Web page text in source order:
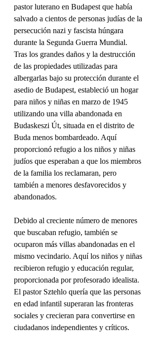
pastor luterano en Budapest que había
salvado a cientos de personas judías de la
persecución nazi y fascista húngara
durante la Segunda Guerra Mundial.
Tras los grandes daños y la destrucción
de las propiedades utilizadas para
albergarlas bajo su protección durante el
asedio de Budapest, estableció un hogar
para niños y niñas en marzo de 1945
utilizando una villa abandonada en
Budaskeszi Út, situada en el distrito de
Buda menos bombardeado. Aquí
proporcionó refugio a los niños y niñas
judíos que esperaban a que los miembros
de la familia los reclamaran, pero
también a menores desfavorecidos y
abandonados.
Debido al creciente número de menores
que buscaban refugio, también se
ocuparon más villas abandonadas en el
mismo vecindario. Aquí los niños y niñas
recibieron refugio y educación regular,
proporcionada por profesorado idealista.
El pastor Sztehlo quería que las personas
en edad infantil superaran las fronteras
sociales y crecieran para convertirse en
ciudadanos independientes y críticos.